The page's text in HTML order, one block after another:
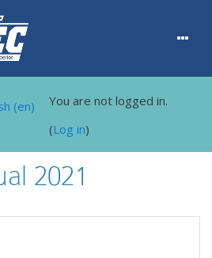
‎(en)‎
You are not logged in.
(Log in)
2021